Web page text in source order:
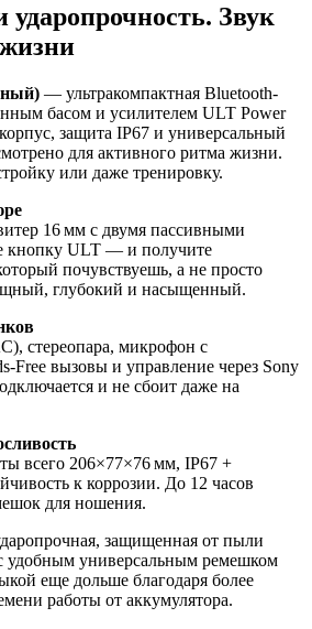
ударопрочность. Звук
— ультракомпактная Bluetooth-
басом и усилителем ULT Power
защита IP67 и универсальный
для активного ритма жизни.
или даже тренировку.
16 мм с двумя пассивными
кнопку ULT — и получите
почувствуешь, а не просто
глубокий и насыщенный.
стереопара, микрофон с
Free вызовы и управление через Sony
и не сбоит даже на
всего 206×77×76 мм, IP67 +
к коррозии. До 12 часов
для ношения.
защищенная от пыли
удобным универсальным ремешком
еще дольше благодаря более
работы от аккумулятора.